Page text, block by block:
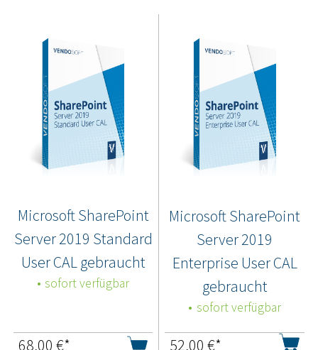
Microsoft SharePoint
Server 2019 Standard
User CAL gebraucht
sofort verfügbar
68,00 €*
Microsoft SharePoint
Server 2019
Enterprise User CAL
gebraucht
sofort verfügbar
52,00 €*